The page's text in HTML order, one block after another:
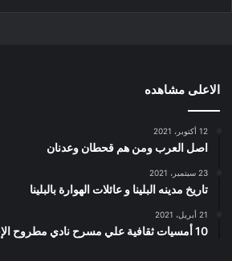
الاعلى مشاهده
12 أكتوبر، 2021
اصل العرب ومن هم قحطان وعدنان
23 سبتمبر، 2021
تاريخ مدينه البلينا و عائلات الهوارة بالبلينا
21 أبريل، 2021
10 أمسيات ثقافية علي مسرح نادي مطروح الإجتماعي في رمضان